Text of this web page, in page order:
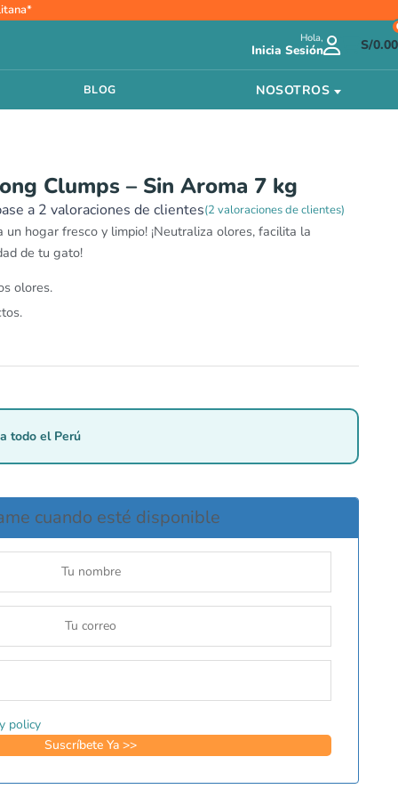
Hola,
Inicia Sesión S/0.00
BLOG NOSOTROS
Clumps – Sin Aroma 7 kg
a 2 valoraciones de clientes(2 valoraciones de clientes)
un hogar fresco y limpio! ¡Neutraliza olores, facilita la
de tu gato!
olores.
todo el Perú
cuando esté disponible
policy